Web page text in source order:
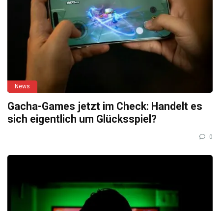
News
Gacha-Games jetzt im Check: Handelt es
sich eigentlich um Glücksspiel?
0